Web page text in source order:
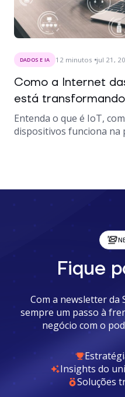
DADOS E IA 12 minutos jul 21,
Como a Internet
está
Entenda o que é IoT,
dispositivos funciona na
Fique
Com a newsletter da
sempre um passo à
negócio com o
Insights do
Soluções